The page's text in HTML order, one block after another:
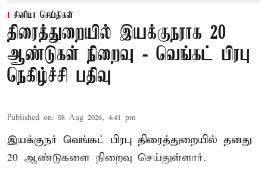
சினிமா செய்திகள்
திரைத்துறையில் இயக்குநராக 20
ஆண்டுகள் நிறைவு - வெங்கட் பிரபு
நெகிழ்ச்சி பதிவு
Published on: 08 Aug 2026, 4:41 pm
இயக்குநர் வெங்கட் பிரபு திரைத்துறையில் தனது
20 ஆண்டுகளை நிறைவு செய்துள்ளார்.